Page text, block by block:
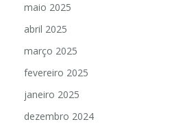
maio 2025
abril 2025
março 2025
fevereiro 2025
janeiro 2025
dezembro 2024